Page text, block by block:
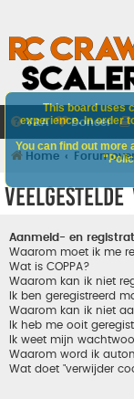
V&A Doneer
Home
Veelgestelde
Aanmeld- en
Waarom moet ik me
Wat is COPPA?
Waarom kan ik niet
Ik ben geregistreerd
Waarom kan ik niet
Ik heb me ooit
Ik weet mijn
Waarom word ik
Wat doet "verwijder
This board uses
experience. In order
You can find out more